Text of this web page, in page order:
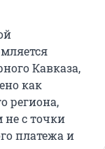
Кавказа,
как
региона,
не с точки
платежа и